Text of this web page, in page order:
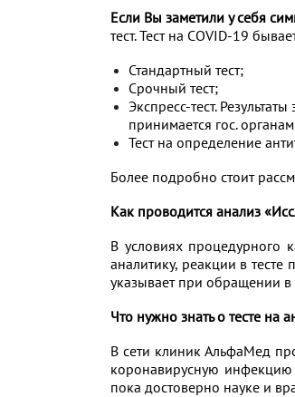
Если Вы заметили у себя
тест. Тест на COVID-19
Стандартный тест;
Срочный тест;
Экспресс-тест.
принимается гос.
Тест на определение
Более подробно стоит
Как проводится анализ
В условиях процедурного
аналитику, реакции в
указывает при обращении в
Что нужно знать о тесте на
В сети клиник АльфаМед
коронавирусную
пока достоверно науке и